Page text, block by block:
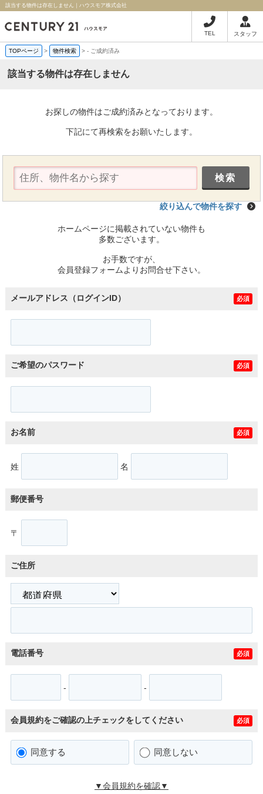
該当する物件は存在しません｜ハウスモア株式会社
TEL スタッフ
TOPページ > 物件検索 >- ご成約済み
該当する物件は存在しません
お探しの物件はご成約済みとなっております。
下記にて再検索をお願いたします。
絞り込んで物件を探す
ホームページに掲載されていない物件も
多数ございます。
お手数ですが、
会員登録フォームよりお問合せ下さい。
メールアドレス（ログインID） 必須
ご希望のパスワード 必須
お名前 必須
姓 名
郵便番号
〒
ご住所
電話番号 必須
- -
会員規約をご確認の上チェックをしてください 必須
同意する 同意しない
▼会員規約を確認▼